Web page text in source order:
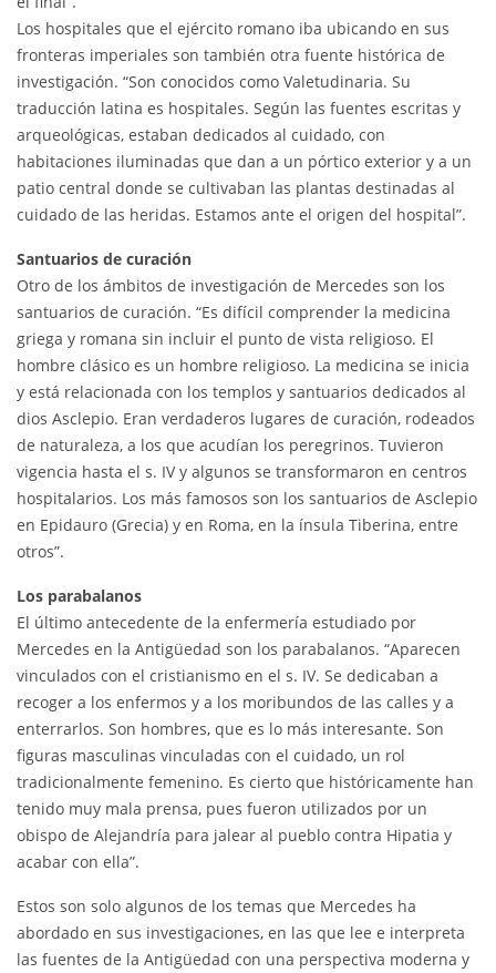
Los hospitales que el ejército romano iba ubicando en sus
fronteras imperiales son también otra fuente histórica de
investigación. “Son conocidos como Valetudinaria. Su
traducción latina es hospitales. Según las fuentes escritas y
arqueológicas, estaban dedicados al cuidado, con
habitaciones iluminadas que dan a un pórtico exterior y a un
patio central donde se cultivaban las plantas destinadas al
cuidado de las heridas. Estamos ante el origen del hospital”.
Santuarios de curación
Otro de los ámbitos de investigación de Mercedes son los
santuarios de curación. “Es difícil comprender la medicina
griega y romana sin incluir el punto de vista religioso. El
hombre clásico es un hombre religioso. La medicina se inicia
y está relacionada con los templos y santuarios dedicados al
dios Asclepio. Eran verdaderos lugares de curación, rodeados
de naturaleza, a los que acudían los peregrinos. Tuvieron
vigencia hasta el s. IV y algunos se transformaron en centros
hospitalarios. Los más famosos son los santuarios de Asclepio
en Epidauro (Grecia) y en Roma, en la ínsula Tiberina, entre
otros”.
Los parabalanos
El último antecedente de la enfermería estudiado por
Mercedes en la Antigüedad son los parabalanos. “Aparecen
vinculados con el cristianismo en el s. IV. Se dedicaban a
recoger a los enfermos y a los moribundos de las calles y a
enterrarlos. Son hombres, que es lo más interesante. Son
figuras masculinas vinculadas con el cuidado, un rol
tradicionalmente femenino. Es cierto que históricamente han
tenido muy mala prensa, pues fueron utilizados por un
obispo de Alejandría para jalear al pueblo contra Hipatia y
acabar con ella”.
Estos son solo algunos de los temas que Mercedes ha
abordado en sus investigaciones, en las que lee e interpreta
las fuentes de la Antigüedad con una perspectiva moderna y